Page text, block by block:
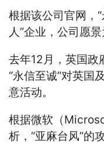
根据该公司官网，
人”企业，公司愿景
去年12月，英国政
“永信至诚”对英国
意活动。
根据微软（
析，“亚麻台风”的